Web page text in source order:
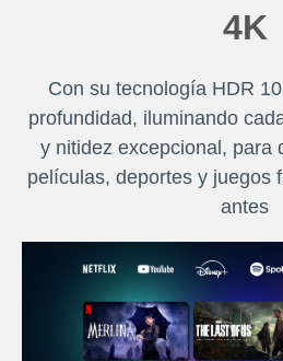
4K
Con su tecnología HDR
profundidad, iluminando
y nitidez excepcional, para
películas, deportes y juegos
antes